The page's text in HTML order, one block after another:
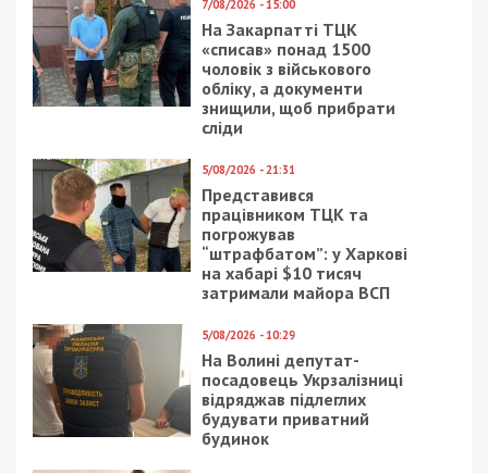
Предыдущая статья:
Зернова афера: керівника
держпідприємства НААН викрили на
продажі врожаю зі збитками на 13
мільйонів
На Буковині лікарі організували схему
видачі фальшивих діагнозів для родичів
військовозобов’язаних
СУСПІЛЬСТВО